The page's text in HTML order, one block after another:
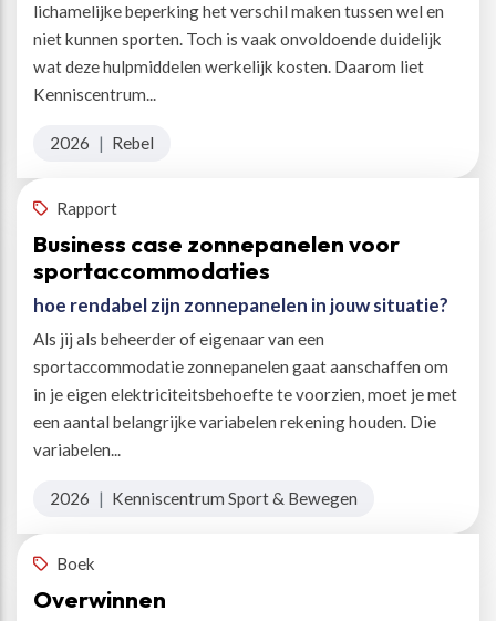
lichamelijke beperking het verschil maken tussen wel en
niet kunnen sporten. Toch is vaak onvoldoende duidelijk
wat deze hulpmiddelen werkelijk kosten. Daarom liet
Kenniscentrum...
2026 | Rebel
Rapport
Business case zonnepanelen voor
sportaccommodaties
hoe rendabel zijn zonnepanelen in jouw situatie?
Als jij als beheerder of eigenaar van een
sportaccommodatie zonnepanelen gaat aanschaffen om
in je eigen elektriciteitsbehoefte te voorzien, moet je met
een aantal belangrijke variabelen rekening houden. Die
variabelen...
2026 | Kenniscentrum Sport & Bewegen
Boek
Overwinnen